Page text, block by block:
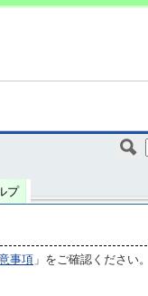
プ
事項 」をご確認ください。